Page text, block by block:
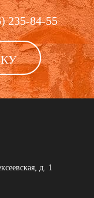
235-84-55
д. 1